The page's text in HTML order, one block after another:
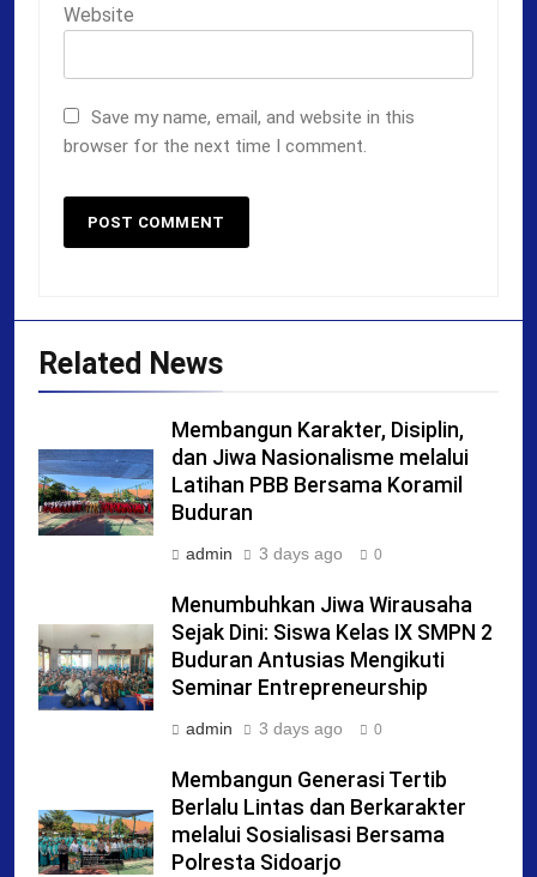
Website
Save my name, email, and website in this
browser for the next time I comment.
Related News
Membangun Karakter, Disiplin,
dan Jiwa Nasionalisme melalui
Latihan PBB Bersama Koramil
Buduran
admin 3 days ago 0
Menumbuhkan Jiwa Wirausaha
Sejak Dini: Siswa Kelas IX SMPN 2
Buduran Antusias Mengikuti
Seminar Entrepreneurship
admin 3 days ago 0
Membangun Generasi Tertib
Berlalu Lintas dan Berkarakter
melalui Sosialisasi Bersama
Polresta Sidoarjo